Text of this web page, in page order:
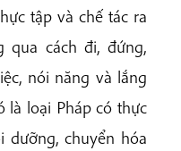
tập và chế tác ra
qua cách đi, đứng,
nói năng và lắng
là loại Pháp có thực
dưỡng, chuyển hóa